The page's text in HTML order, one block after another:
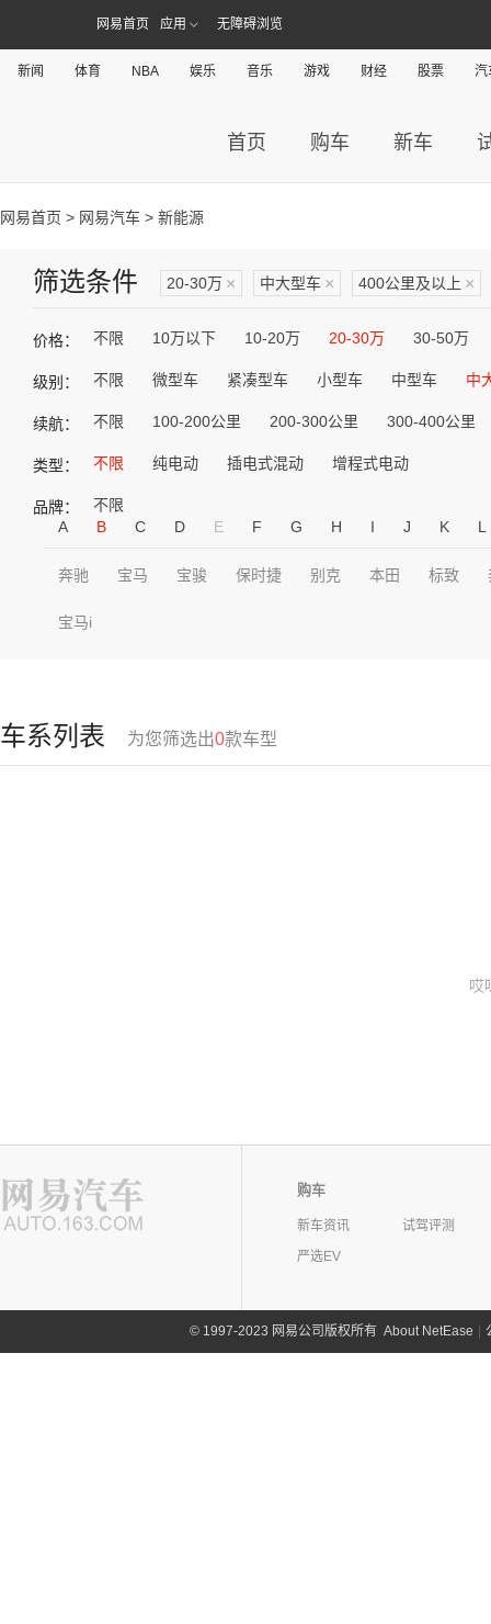
网易首页 应用 无障碍浏览
新闻 体育 NBA 娱乐 音乐 游戏 财经 股票 汽
首页 购车 新车
网易首页 > 网易汽车 > 新能源
筛选条件 20-30万 × 中大型车 × 400公里及以上 ×
价格： 不限 10万以下 10-20万 20-30万 30-50万
级别： 不限 微型车 紧凑型车 小型车 中型车 中
续航： 不限 100-200公里 200-300公里 300-400公里
类型： 不限 纯电动 插电式混动 增程式电动
品牌：
不限
A
B C D E F G H I J K L
奔驰 宝马 宝骏 保时捷 别克 本田 标致
宝马i
车系列表 为您筛选出0款车型
哎
购车
新车资讯
试驾评测
严选EV
©1997-2023 网易公司版权所有 About NetEase